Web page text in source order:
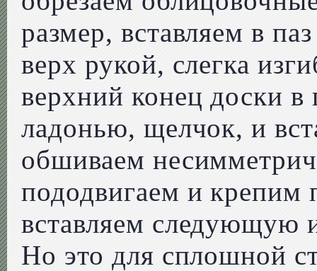
размер, вставляем в
верх рукой, слегка
верхний конец доски в
ладонью, щелчок, и
обшиваем
пододвигаем и крепим
вставляем следующую
Но это для сплошной